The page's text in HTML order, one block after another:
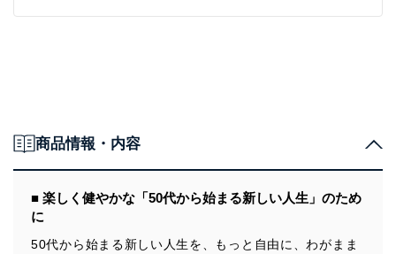
商品情報・内容
■ 楽しく健やかな「50代から始まる新しい人生」のため
に
50代から始まる新しい人生を、もっと自由に、わがまま